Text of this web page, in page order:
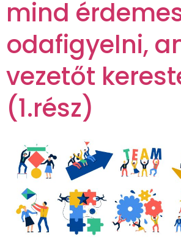
mind
odafigyelni,
vezetőt
(1.rész)